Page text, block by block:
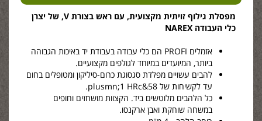
מפסלת גילוף זויתית מקצועית, עם ראש בצורת V, של יצרן
כלי העבודה NAREX
אזמלים PROFI הם כלי עבודה בעבודת יד באיכות הגבוהה
ביותר, המיועדים במיוחד לגולפים מקצועיים.
להבים עשויים מפלדת סגסוגת כרום-סיליקון ומטופלים בחום
עד לקשיחות של 58&plusmn;1 HRc.
כל הלהבים מלוטשים ביד. הקצוות מושחזים וחופים
במשחה שוחקת ואבן ארקנסו.